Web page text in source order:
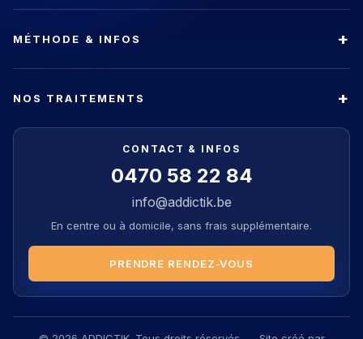
MÉTHODE & INFOS
NOS TRAITEMENTS
CONTACT & INFOS
0470 58 22 84
info@addictik.be
En centre ou à domicile, sans frais supplémentaire.
PRENDRE RENDEZ-VOUS